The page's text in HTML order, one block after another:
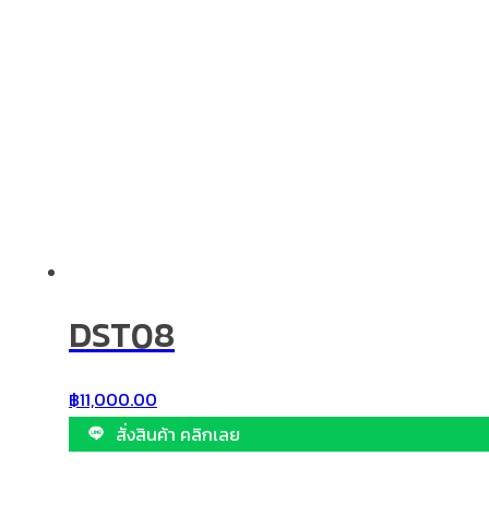
DST08
฿11,000.00
สั่งสินค้า คลิกเลย